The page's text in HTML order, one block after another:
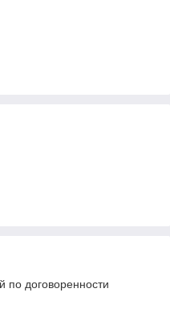
по договоренности